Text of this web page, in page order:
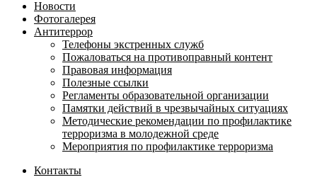
Новости
Фотогалерея
Антитеррор
Телефоны экстренных служб
Пожаловаться на противоправный контент
Правовая информация
Полезные ссылки
Регламенты образовательной организации
Памятки действий в чрезвычайных ситуациях
Методические рекомендации по профилактике
терроризма в молодежной среде
Мероприятия по профилактике терроризма
Контакты